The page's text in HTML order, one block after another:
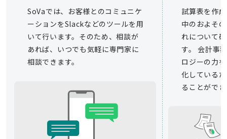
SoVaでは、お客様とのコミュニケ
ーションをSlackなどのツールを用
いて行います。そのため、相談が
あれば、いつでも気軽に専門家に
相談できます。
試算表を作
中のおよそ
れについて
す。 会計事
ロジーの力
化している
ることがで